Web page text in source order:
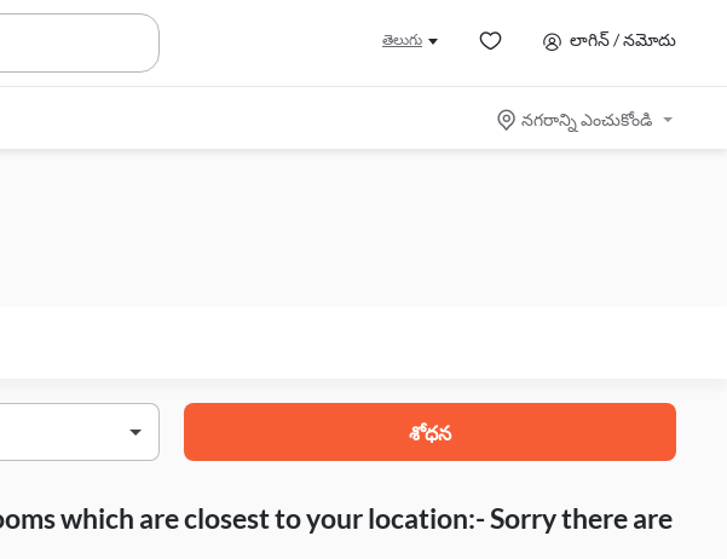
తెలుగు లాగిన్ / నమోదు
నగరాన్ని ఎంచుకోండి
శోధన
which are closest to your location:- Sorry there are